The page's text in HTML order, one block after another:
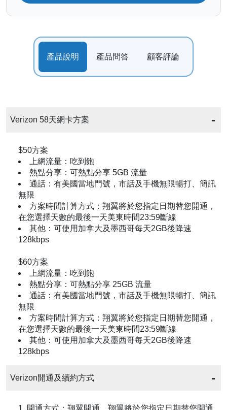
產品說明 產品問答 顧客評論
Verizon 58天網卡方案
$50方案
上網流量：吃到飽
熱點分享：可熱點分享 5GB 流量
通話：有美國當地門號，市話及手機無限暢打、簡訊
無限
方案時間計算方式：翔翼將於您指定日期替您開通，
在您選擇天數的最後一天美東時間23:59斷線
其他：可使用加拿大及墨西哥每天2GB後降速
128kbps
$60方案
上網流量：吃到飽
熱點分享：可熱點分享 25GB 流量
通話：有美國當地門號，市話及手機無限暢打、簡訊
無限
方案時間計算方式：翔翼將於您指定日期替您開通，
在您選擇天數的最後一天美東時間23:59斷線
其他：可使用加拿大及墨西哥每天2GB後降速
128kbps
Verizon開通及續約方式
1. 開通方式：翔翼開通，翔翼將於您指定日期替您開通